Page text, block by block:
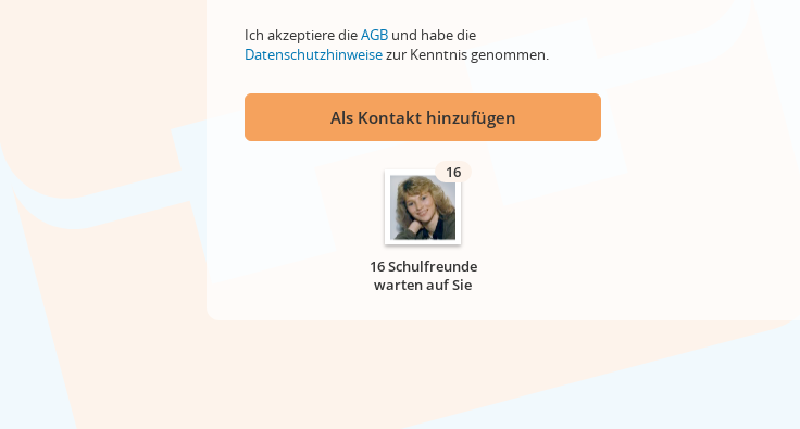
Ich akzeptiere dieAGB und habe die
Datenschutzhinweisezur Kenntnis genommen.
Als Kontakt hinzufügen
16
16 Schulfreunde
warten auf Sie